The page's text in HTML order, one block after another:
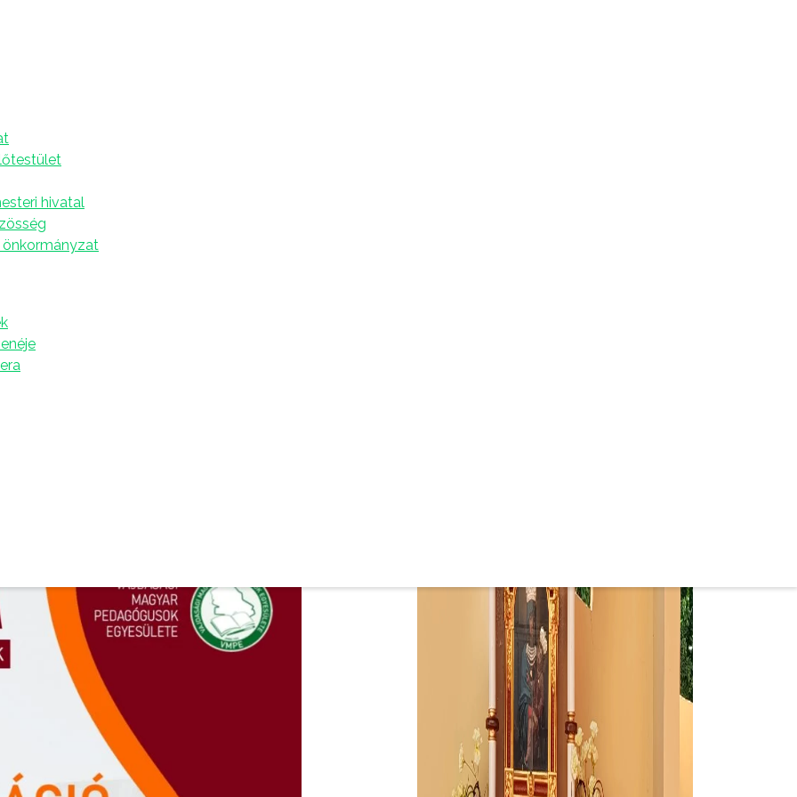
hivatal
önkormányzat
Fejlesztő Program
(1168, P1, К1, К2, К3, К4, 8 pont)
tér 2.)
a Budapesti Pedagógiai Központ munkatársai
12:00 óra
részleteiről tájékozódhatnak:
tudunk résztvevőket fogadni.